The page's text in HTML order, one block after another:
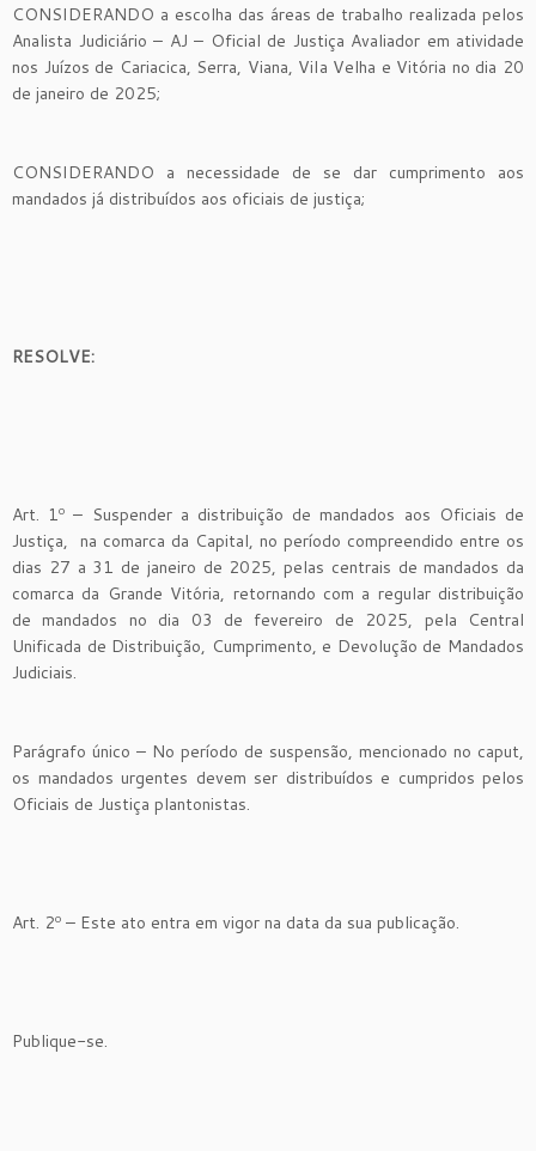
CONSIDERANDO a escolha das áreas de trabalho realizada pelos
Analista Judiciário – AJ – Oficial de Justiça Avaliador em atividade
nos Juízos de Cariacica, Serra, Viana, Vila Velha e Vitória no dia 20
de janeiro de 2025;
CONSIDERANDO a necessidade de se dar cumprimento aos
mandados já distribuídos aos oficiais de justiça;
RESOLVE:
Art. 1º – Suspender a distribuição de mandados aos Oficiais de
Justiça, na comarca da Capital, no período compreendido entre os
dias 27 a 31 de janeiro de 2025, pelas centrais de mandados da
comarca da Grande Vitória, retornando com a regular distribuição
de mandados no dia 03 de fevereiro de 2025, pela Central
Unificada de Distribuição, Cumprimento, e Devolução de Mandados
Judiciais.
Parágrafo único – No período de suspensão, mencionado no caput,
os mandados urgentes devem ser distribuídos e cumpridos pelos
Oficiais de Justiça plantonistas.
Art. 2º – Este ato entra em vigor na data da sua publicação.
Publique-se.